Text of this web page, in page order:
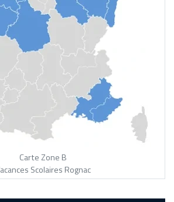
Carte Zone B
Scolaires Rognac